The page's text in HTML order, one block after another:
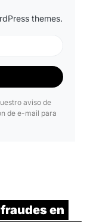
themes.
aviso de
de e-mail para
en